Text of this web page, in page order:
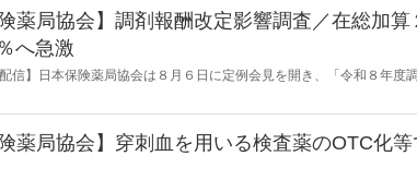
険薬局協会】調剤報酬改定影響調査／在総加
へ急激
信】日本保険薬局協会は８月６日に定例会見を開き、「令和８年度
調査結果を公表した。在宅分野では、在宅薬学総合体制加算2の算
険薬局協会】穿刺血を用いる検査薬のOTC化